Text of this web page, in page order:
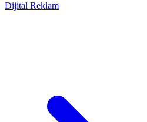
Dijital Reklam